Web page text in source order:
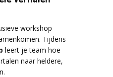
waar nog lang
kunt u het
aan.
locatie en
voor
een familiereünie!
workshop
Tijdens
leert je team hoe
naar heldere,